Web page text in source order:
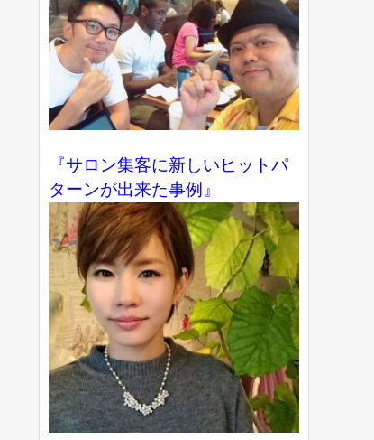
『サロン集客に新しいヒットパ
ターンが出来た事例』